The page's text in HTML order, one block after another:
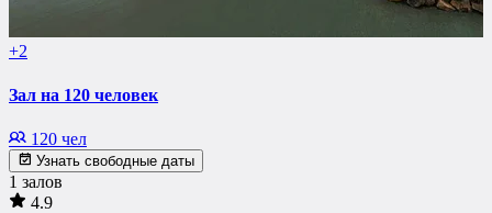
+2
Зал на 120 человек
120 чел
Узнать свободные даты
1 залов
4.9